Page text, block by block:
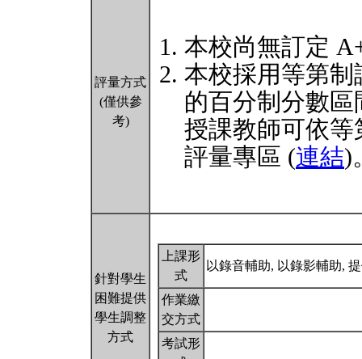
評量方式
(僅供參
考)
本校尚無訂定
本校採用等第
的百分制分數
授課教師可依
評量專區 (連結)
針對學生
困難提供
學生調整
方式
上課形
式
以錄音輔助, 以錄影輔助,
作業繳
交方式
考試形